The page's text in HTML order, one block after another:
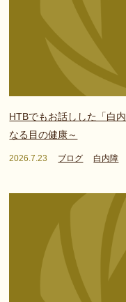
HTBでもお話しした「白
なる目の健康～
2026.7.23 ブログ 白内障